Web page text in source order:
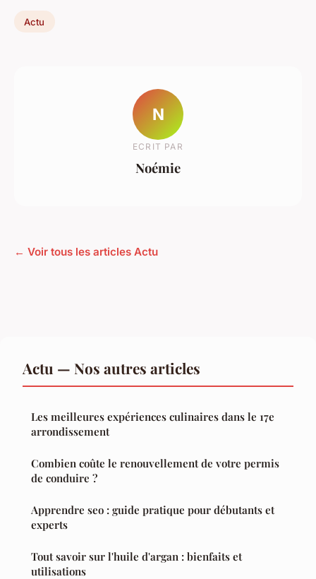
Actu
N
ECRIT PAR
Noémie
← Voir tous les articles Actu
Actu — Nos autres articles
Les meilleures expériences culinaires dans le 17e
arrondissement
Combien coûte le renouvellement de votre permis
de conduire ?
Apprendre seo : guide pratique pour débutants et
experts
Tout savoir sur l'huile d'argan : bienfaits et
utilisations